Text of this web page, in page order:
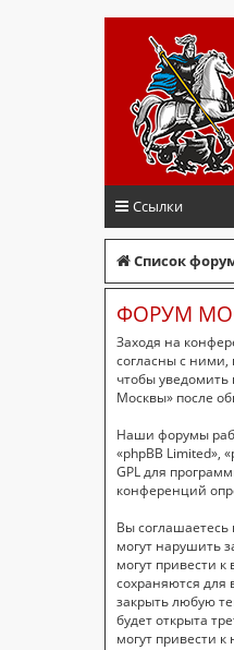
Ссылки
Список
ФОРУМ
Заходя на
согласны с ними,
чтобы уведомить
Москвы» после
Наши форумы
«phpBB Limited»,
GPL для
конференций
Вы
могут нарушить
могут привести
сохраняются для
закрыть любую
будет открыта
могут привести